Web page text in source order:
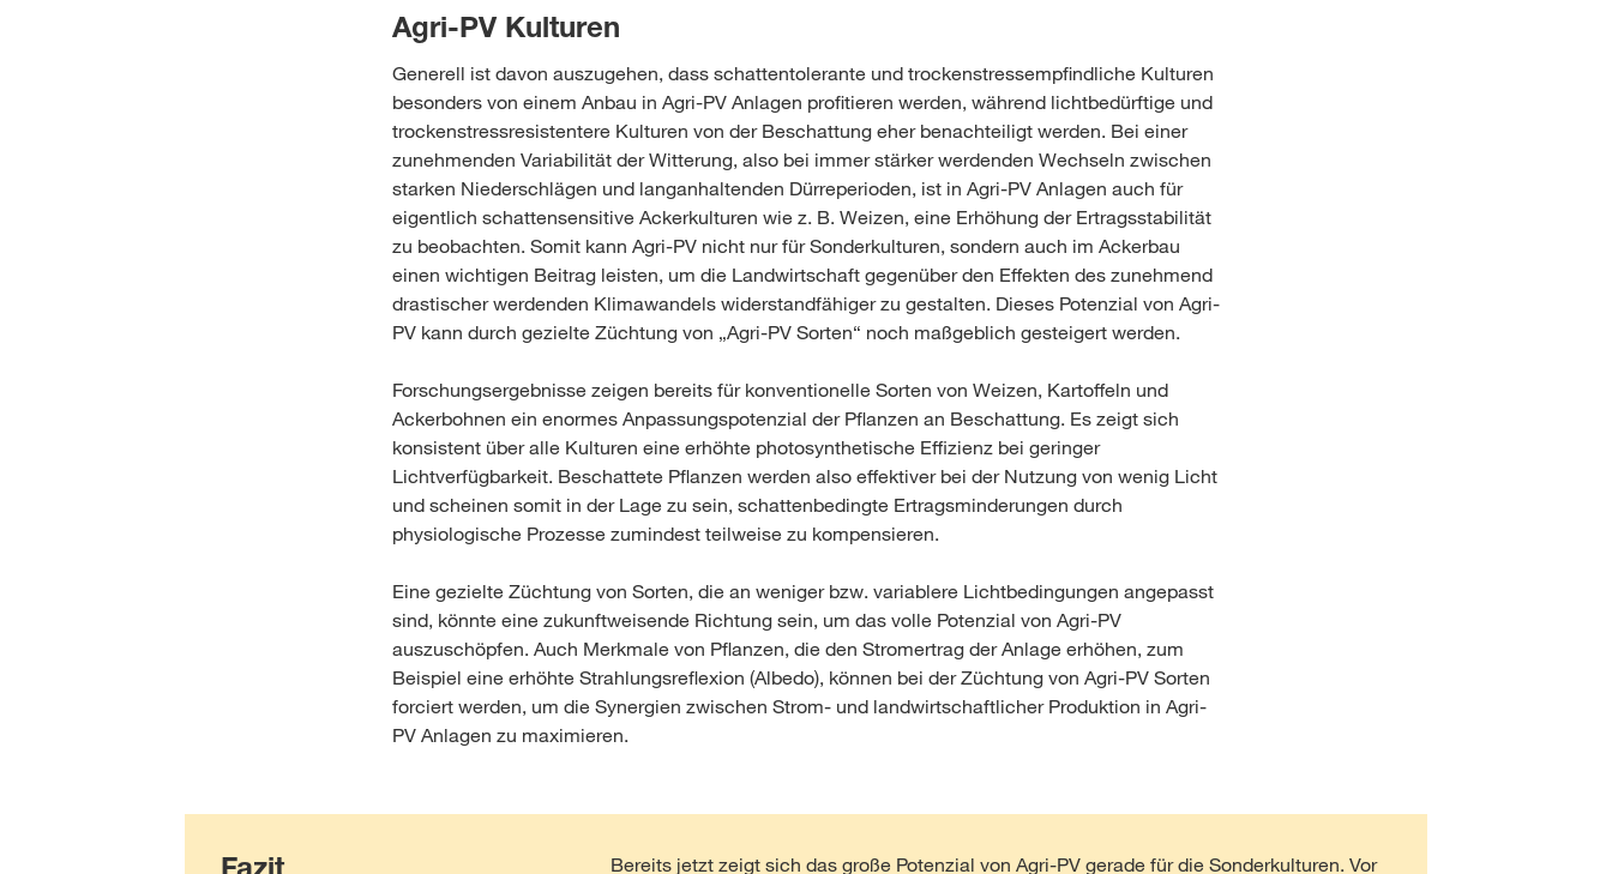
Agri-PV Kulturen
Generell ist davon auszugehen, dass schattentolerante und trockenstressempfindliche Kulturen
besonders von einem Anbau in Agri-PV Anlagen profitieren werden, während lichtbedürftige und
trockenstressresistentere Kulturen von der Beschattung eher benachteiligt werden. Bei einer
zunehmenden Variabilität der Witterung, also bei immer stärker werdenden Wechseln zwischen
starken Niederschlägen und langanhaltenden Dürreperioden, ist in Agri-PV Anlagen auch für
eigentlich schattensensitive Ackerkulturen wie z. B. Weizen, eine Erhöhung der Ertragsstabilität
zu beobachten. Somit kann Agri-PV nicht nur für Sonderkulturen, sondern auch im Ackerbau
einen wichtigen Beitrag leisten, um die Landwirtschaft gegenüber den Effekten des zunehmend
drastischer werdenden Klimawandels widerstandfähiger zu gestalten. Dieses Potenzial von Agri-
PV kann durch gezielte Züchtung von „Agri-PV Sorten“ noch maßgeblich gesteigert werden.
Forschungsergebnisse zeigen bereits für konventionelle Sorten von Weizen, Kartoffeln und
Ackerbohnen ein enormes Anpassungspotenzial der Pflanzen an Beschattung. Es zeigt sich
konsistent über alle Kulturen eine erhöhte photosynthetische Effizienz bei geringer
Lichtverfügbarkeit. Beschattete Pflanzen werden also effektiver bei der Nutzung von wenig Licht
und scheinen somit in der Lage zu sein, schattenbedingte Ertragsminderungen durch
physiologische Prozesse zumindest teilweise zu kompensieren.
Eine gezielte Züchtung von Sorten, die an weniger bzw. variablere Lichtbedingungen angepasst
sind, könnte eine zukunftweisende Richtung sein, um das volle Potenzial von Agri-PV
auszuschöpfen. Auch Merkmale von Pflanzen, die den Stromertrag der Anlage erhöhen, zum
Beispiel eine erhöhte Strahlungsreflexion (Albedo), können bei der Züchtung von Agri-PV Sorten
forciert werden, um die Synergien zwischen Strom- und landwirtschaftlicher Produktion in Agri-
PV Anlagen zu maximieren.
Bereits jetzt zeigt sich das große Potenzial von Agri-PV gerade für die Sonderkulturen. Vor